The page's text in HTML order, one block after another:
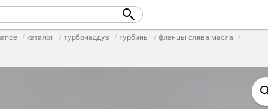
каталог турбонаддув турбины фланцы слива масла